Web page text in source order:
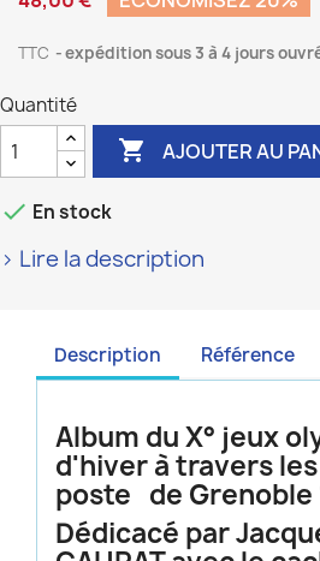
TTC expédition sous 3 à 4 jours
Quantité
 AJOUTER AU
 En stock
> Lire la description
Description Référence
Album du X° jeux
d'hiver à travers
poste de Grenoble
Dédicacé par